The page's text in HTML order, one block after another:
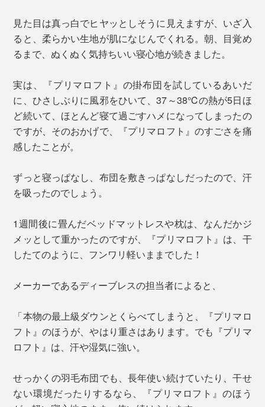
見た目は真っ白でヒヤッとしそうに見えますが、いざ入
ると、柔らかい生地が肌になじんでくれる。朝、目覚め
るまで、ぬくぬく気持ちいい寝心地が続きました。
実は、『プリマロフト』の掛布団を試しているあいだ
に、ひさしぶりに風邪をひいて、37～38℃の熱が5日ほ
ど続いて、ほとんど寝て過ごすハメになってしまったの
ですが、そのおかげで、『プリマロフト』のすごさを痛
感したことが。
ずっと寝っぱなし、布団を敷きっぱなしだったので、汗
を吸ったのでしょう。
1週間後に畳んだベッドマットレスや枕は、なんだかジ
メッとして重かったのですが、『プリマロフト』は、干
したてのように、フンワリ軽いままでした！
メーカーであるディーブレスの担当者によると、
「本物の最上級ダウンとくらべてしまうと、『プリマロ
フト』のほうが、やはり重さはあります。でも『プリマ
ロフト』は、汗や湿気に強い。
せっかくの羽毛布団でも、長年使い続けていたり、干せ
ない環境だったりするなら、『プリマロフト』のほう